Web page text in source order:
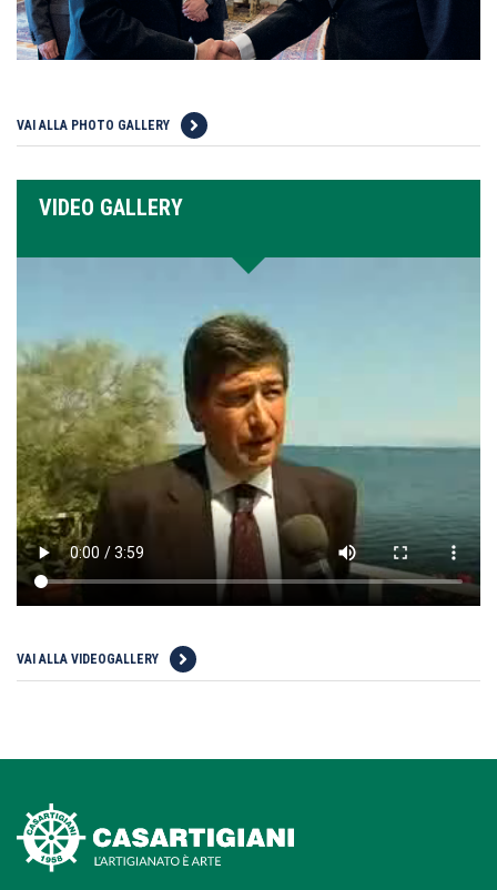
VAI ALLA PHOTO GALLERY
VIDEO GALLERY
VAI ALLA VIDEOGALLERY